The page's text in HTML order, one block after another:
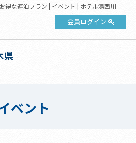
得な連泊プラン | イベント | ホテル湯西川
会員ログイン
県
ベント